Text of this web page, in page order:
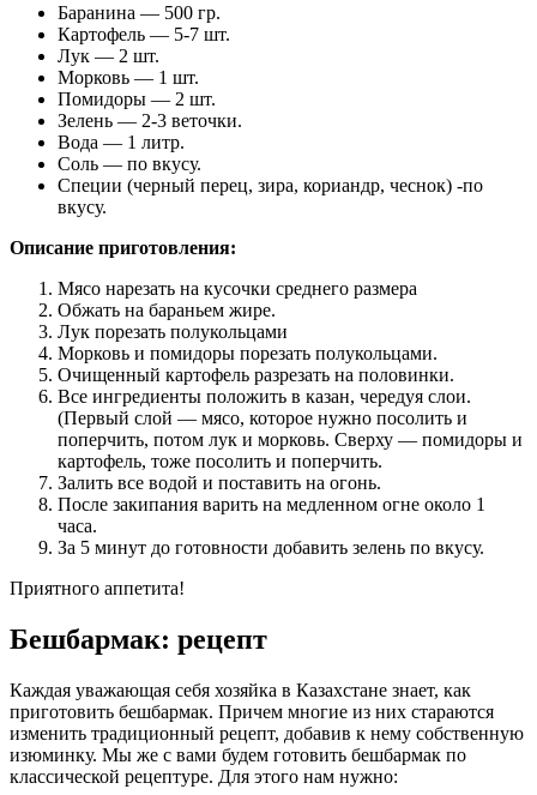
Баранина — 500 гр.
Картофель — 5-7 шт.
Лук — 2 шт.
Морковь — 1 шт.
Помидоры — 2 шт.
Зелень — 2-3 веточки.
Вода — 1 литр.
Соль — по вкусу.
Специи (черный перец, зира, кориандр, чеснок) -по
вкусу.
Описание приготовления:
Мясо нарезать на кусочки среднего размера
Обжать на бараньем жире.
Лук порезать полукольцами
Морковь и помидоры порезать полукольцами.
Очищенный картофель разрезать на половинки.
Все ингредиенты положить в казан, чередуя слои.
(Первый слой — мясо, которое нужно посолить и
поперчить, потом лук и морковь. Сверху — помидоры и
картофель, тоже посолить и поперчить.
Залить все водой и поставить на огонь.
После закипания варить на медленном огне около 1
часа.
За 5 минут до готовности добавить зелень по вкусу.
Приятного аппетита!
Бешбармак: рецепт
Каждая уважающая себя хозяйка в Казахстане знает, как
приготовить бешбармак. Причем многие из них стараются
изменить традиционный рецепт, добавив к нему собственную
изюминку. Мы же с вами будем готовить бешбармак по
классической рецептуре. Для этого нам нужно: